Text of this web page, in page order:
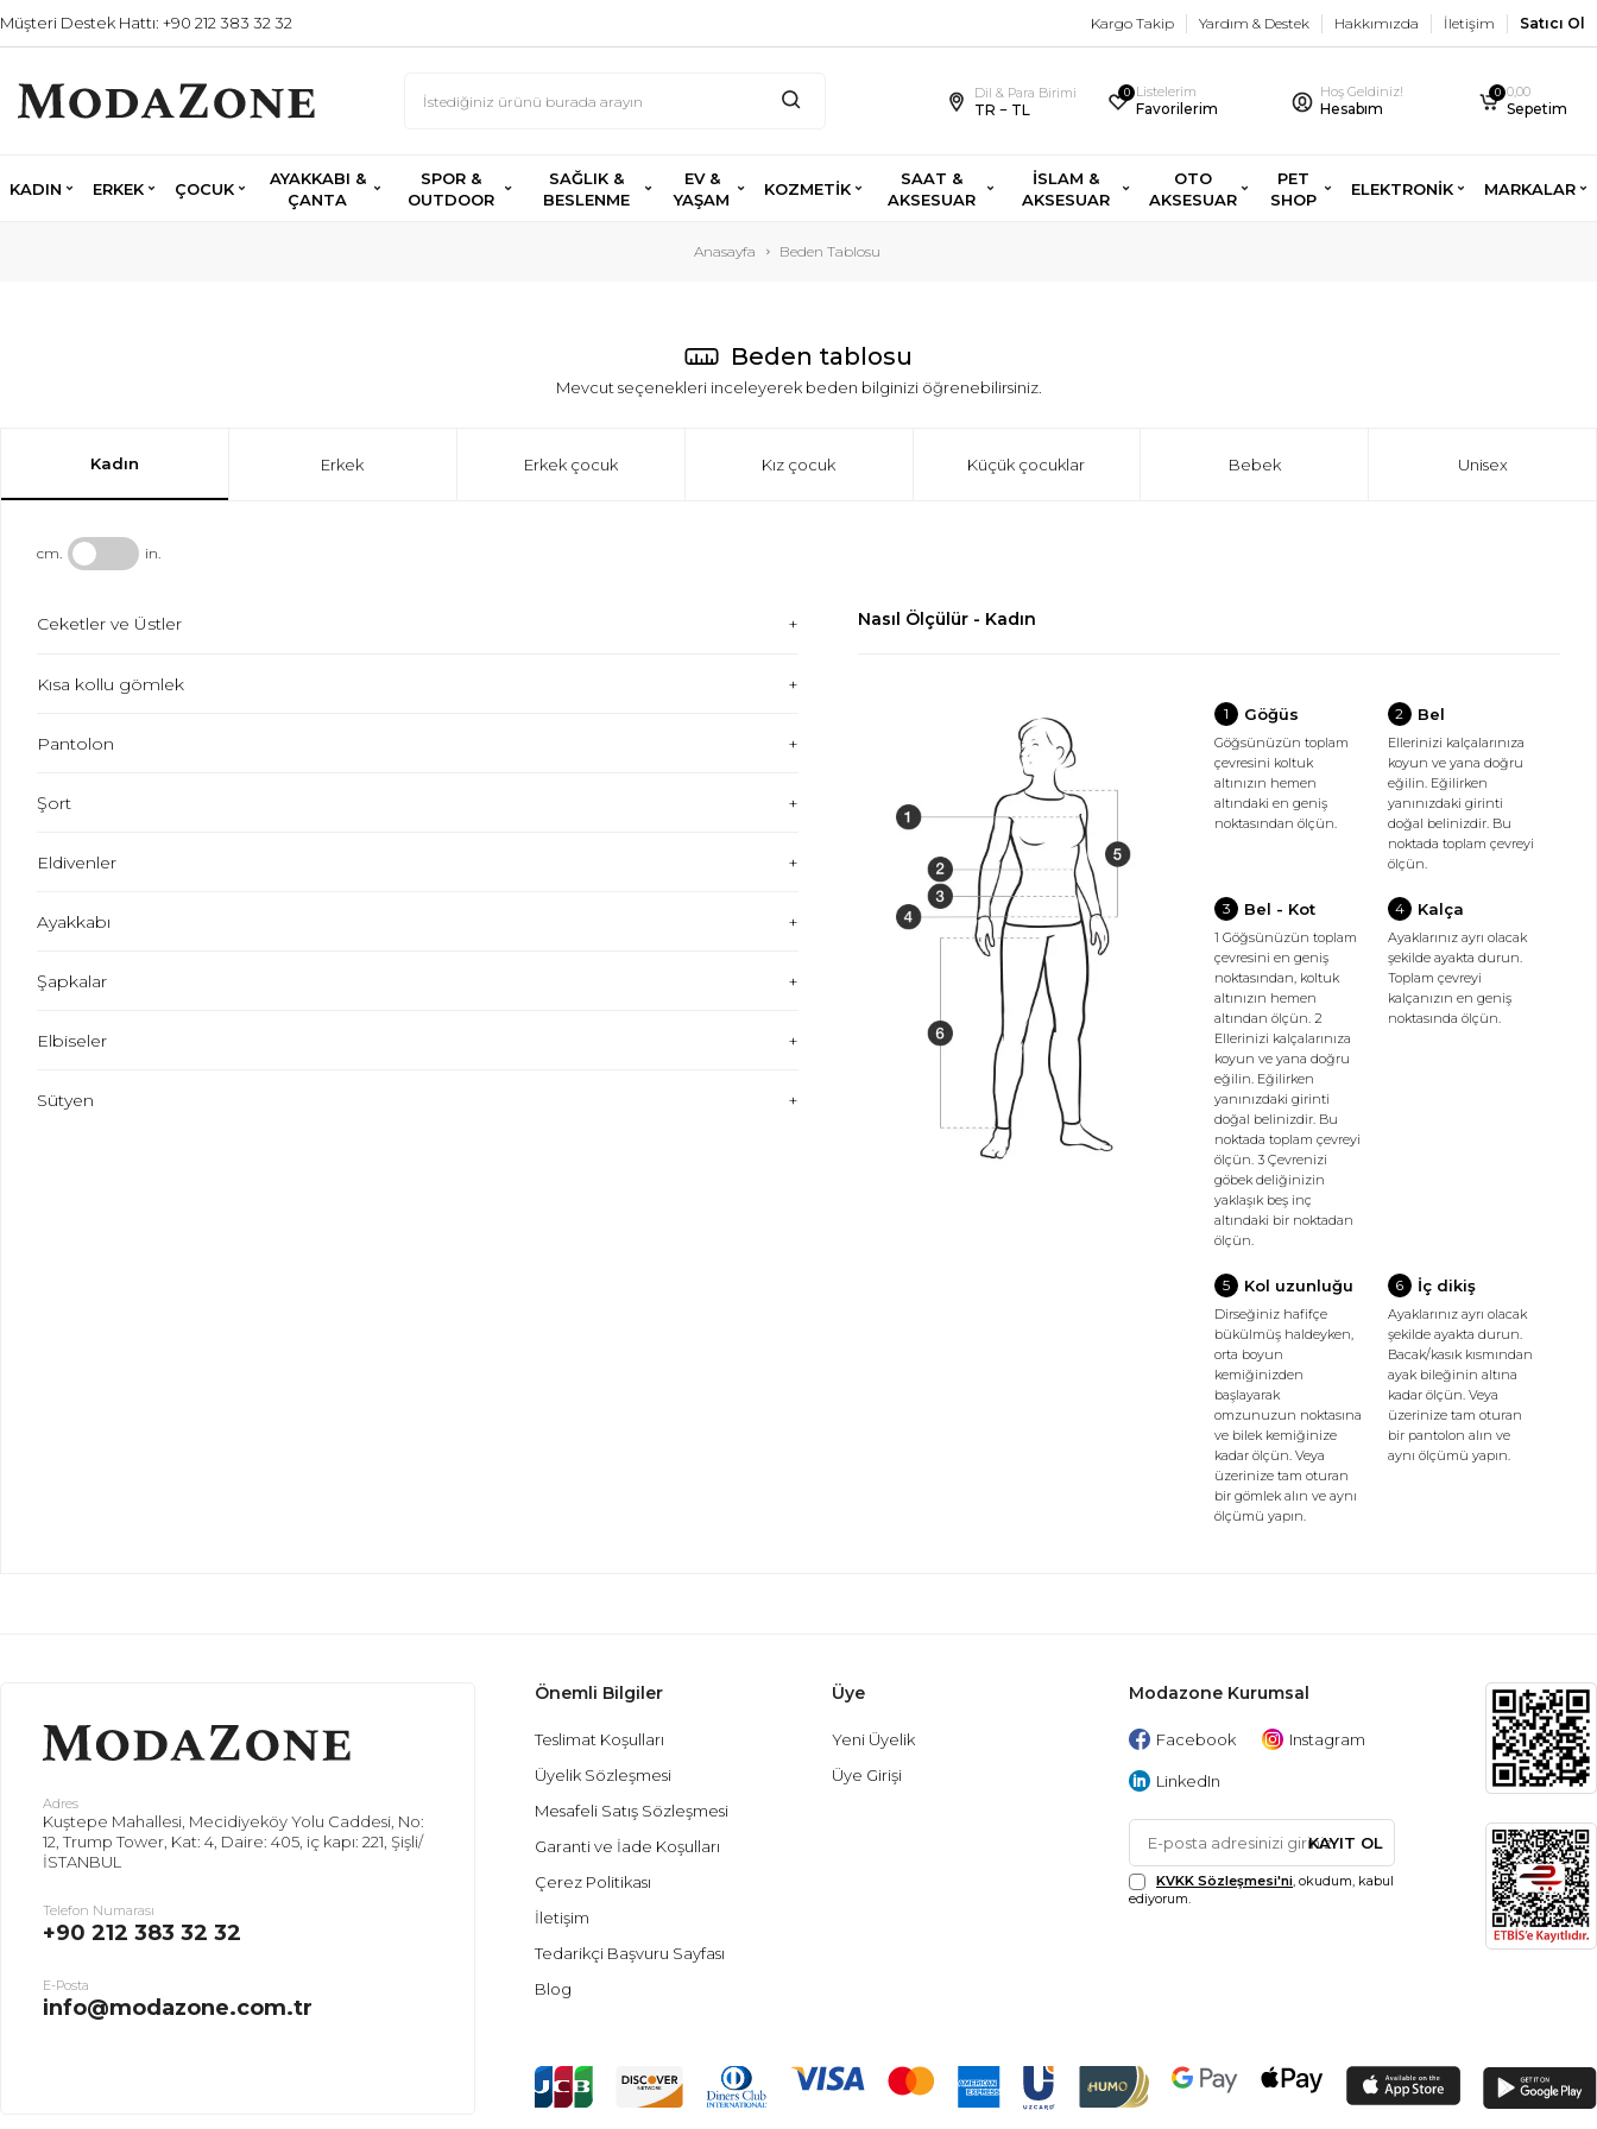
Müşteri Destek Hattı: +90 212 383 32 32 Kargo Takip Yardım & Destek Hakkımızda İletişim Satıcı Ol
Dil & Para Birimi
TR − TL
0 Listelerim
Favorilerim
Hoş Geldiniz!
Hesabım
0 0,00
Sepetim
KADIN ERKEK ÇOCUK
AYAKKABI &
ÇANTA
SPOR &
OUTDOOR
SAĞLIK &
BESLENME
EV &
YAŞAM
KOZMETİK
SAAT &
AKSESUAR
İSLAM &
AKSESUAR
OTO
AKSESUAR
PET
SHOP
ELEKTRONİK MARKALAR
Anasayfa Beden Tablosu
Beden tablosu
Mevcut seçenekleri inceleyerek beden bilginizi öğrenebilirsiniz.
Kadın Erkek Erkek çocuk Kız çocuk Küçük çocuklar Bebek Unisex
cm. in.
Ceketler ve Üstler
Kısa kollu gömlek
Pantolon
Şort
Eldivenler
Ayakkabı
Şapkalar
Elbiseler
Sütyen
Nasıl Ölçülür - Kadın
1 Göğüs
Göğsünüzün toplam
çevresini koltuk
altınızın hemen
altındaki en geniş
noktasından ölçün.
2 Bel
Ellerinizi kalçalarınıza
koyun ve yana doğru
eğilin. Eğilirken
yanınızdaki girinti
doğal belinizdir. Bu
noktada toplam çevreyi
ölçün.
3 Bel - Kot
1 Göğsünüzün toplam
çevresini en geniş
noktasından, koltuk
altınızın hemen
altından ölçün. 2
Ellerinizi kalçalarınıza
koyun ve yana doğru
eğilin. Eğilirken
yanınızdaki girinti
doğal belinizdir. Bu
noktada toplam çevreyi
ölçün. 3 Çevrenizi
göbek deliğinizin
yaklaşık beş inç
altındaki bir noktadan
ölçün.
4 Kalça
Ayaklarınız ayrı olacak
şekilde ayakta durun.
Toplam çevreyi
kalçanızın en geniş
noktasında ölçün.
5 Kol uzunluğu
Dirseğiniz hafifçe
bükülmüş haldeyken,
orta boyun
kemiğinizden
başlayarak
omzunuzun noktasına
ve bilek kemiğinize
kadar ölçün. Veya
üzerinize tam oturan
bir gömlek alın ve aynı
ölçümü yapın.
6 İç dikiş
Ayaklarınız ayrı olacak
şekilde ayakta durun.
Bacak/kasık kısmından
ayak bileğinin altına
kadar ölçün. Veya
üzerinize tam oturan
bir pantolon alın ve
aynı ölçümü yapın.
Adres
Kuştepe Mahallesi, Mecidiyeköy Yolu Caddesi, No:
12, Trump Tower, Kat: 4, Daire: 405, iç kapı: 221, Şişli/
İSTANBUL
Telefon Numarası
+90 212 383 32 32
E-Posta
info@modazone.com.tr
Önemli Bilgiler
Teslimat Koşulları
Üyelik Sözleşmesi
Mesafeli Satış Sözleşmesi
Garanti ve İade Koşulları
Çerez Politikası
İletişim
Tedarikçi Başvuru Sayfası
Blog
Üye
Yeni Üyelik
Üye Girişi
Modazone Kurumsal
Facebook Instagram
LinkedIn
KAYIT OL
KVKK Sözleşmesi'ni, okudum, kabul
ediyorum.